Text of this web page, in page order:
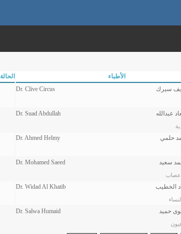
الأطباء الحالة
سيرك
Dr. Clive Circus
عبدالله Dr. Suad Abdullah
حلمي Dr. Ahmed Helmy
سعيد Dr. Mohamed Saeed
الخطيب Dr. Widad Al Khatib
حميد Dr. Salwa Humaid